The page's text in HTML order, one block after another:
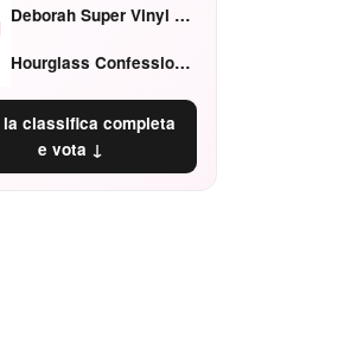
Deborah Super Vinyl Shake Rosa Ciliegia
Hourglass Confession Ricaricabile Ultra Preciso Ad Alta Intensità Secretly Classic Red
la classifica completa
e vota ↓